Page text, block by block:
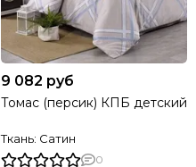
9 082 руб
Томас (персик) КПБ детский
Ткань: Сатин
0